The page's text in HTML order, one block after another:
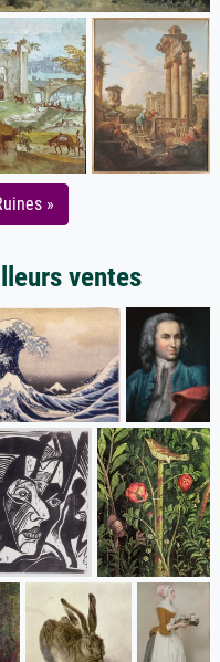
»
ventes